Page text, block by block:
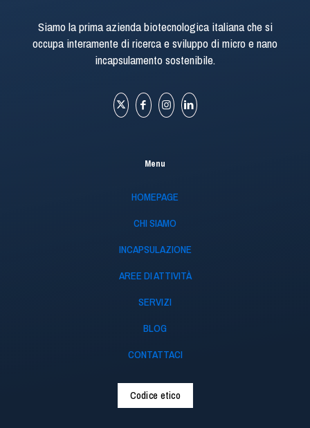
Siamo la prima azienda biotecnologica italiana che si
occupa interamente di ricerca e sviluppo di micro e nano
incapsulamento sostenibile.
Menu
HOMEPAGE
CHI SIAMO
INCAPSULAZIONE
AREE DI ATTIVITÀ
SERVIZI
BLOG
CONTATTACI
Codice etico